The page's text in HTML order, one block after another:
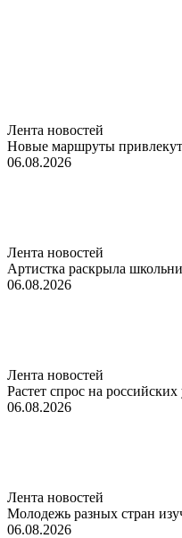
Лента новостей
Новые маршруты
06.08.2026
Лента новостей
Артистка раскрыла
06.08.2026
Лента новостей
Растет спрос на
06.08.2026
Лента новостей
Молодежь разных стран
06.08.2026